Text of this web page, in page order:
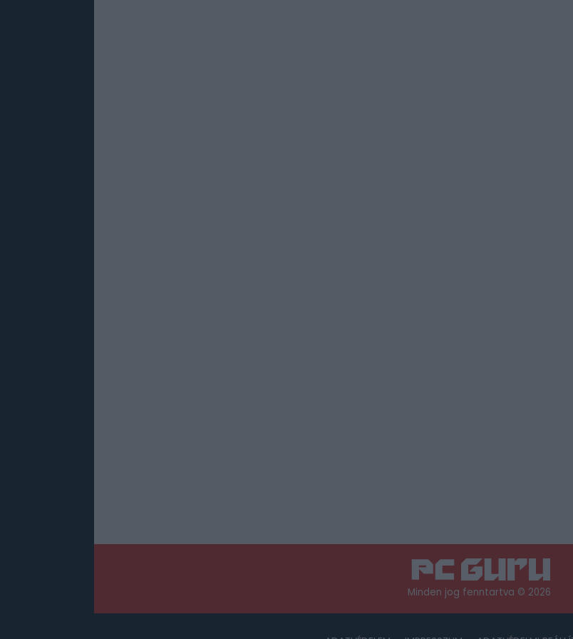
Minden jog fenntartva © 2026